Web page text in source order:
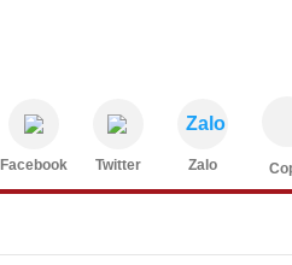
Facebook Twitter
Zalo
Zalo